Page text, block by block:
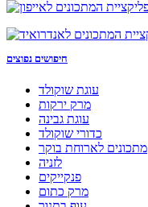
חיפושים נפוצים
עוגת שוקולד
מרק ירקות
עוגת גבינה
כדורי שוקולד
מתכונים לארוחת בוקר
לזניה
פנקייקים
מרק כתום